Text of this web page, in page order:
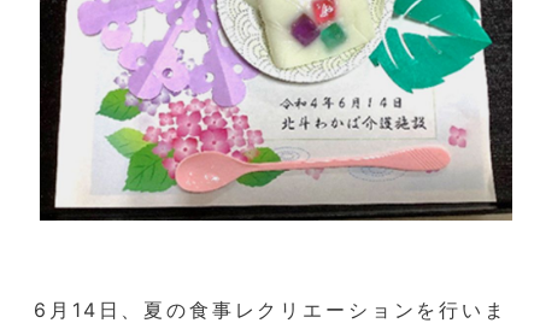
6月14日、夏の食事レクリエーションを行いま